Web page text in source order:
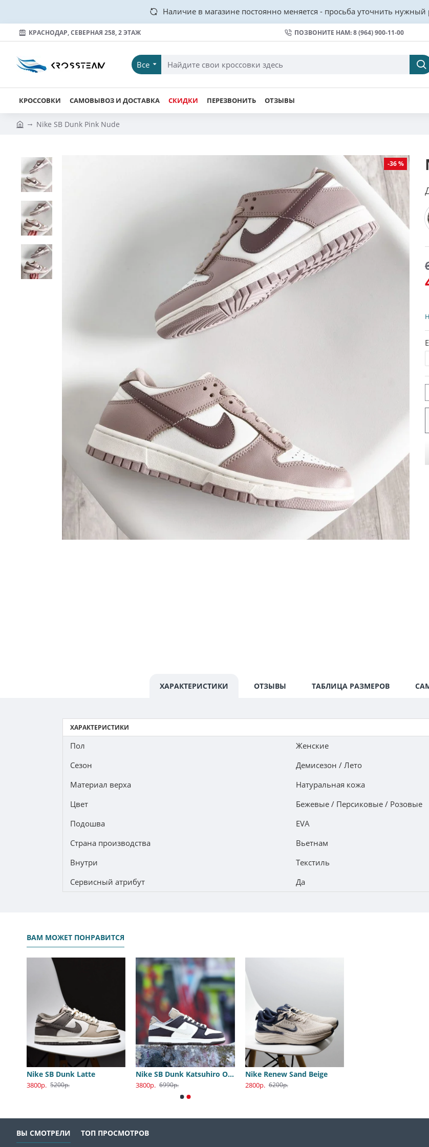
Наличие в магазине постоянно меняется - просьба уточнить нужный
КРАСНОДАР, СЕВЕРНАЯ 258, 2 ЭТАЖ ПОЗВОНИТЕ НАМ: 8 (964) 900-11-00
Все
КРОССОВКИ САМОВЫВОЗ И ДОСТАВКА СКИДКИ ПЕРЕЗВОНИТЬ ОТЗЫВЫ
Nike SB Dunk Pink Nude
-36 %
ХАРАКТЕРИСТИКИ ОТЗЫВЫ ТАБЛИЦА РАЗМЕРОВ
ХАРАКТЕРИСТИКИ
Пол
Женские
Сезон
Демисезон / Лето
Материал верха
Натуральная кожа
Цвет
Бежевые / Персиковые / Розовые
Подошва
EVA
Страна производства
Вьетнам
Внутри
Текстиль
Сервисный атрибут
Да
ВАМ МОЖЕТ ПОНРАВИТСЯ
Nike SB Dunk Latte
3800р. 5200р.
Nike SB Dunk Katsuhiro Otomo
3800р. 6990р.
Nike Renew Sand Beige
2800р. 6200р.
ВЫ СМОТРЕЛИ ТОП ПРОСМОТРОВ